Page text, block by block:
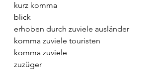
kurz komma
blick
erhoben durch zuviele ausländer
komma zuviele touristen
komma zuviele
zuzüger